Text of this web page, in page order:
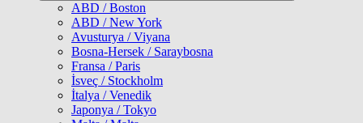
ABD / Boston
ABD / New York
Avusturya / Viyana
Bosna-Hersek / Saraybosna
Fransa / Paris
İsveç / Stockholm
İtalya / Venedik
Japonya / Tokyo